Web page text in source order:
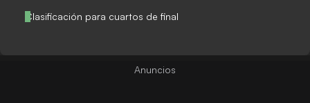
Clasificación para cuartos de final